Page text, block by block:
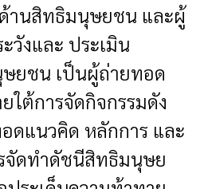
านสิทธิมนุษยชน และผู้
วังและ ประเมิน
ยชน เป็นผู้ถ่ายทอด
ใต้การจัดกิจกรรมดัง
ดแนวคิด หลักการ และ
จัดทำดัชนีสิทธิมนุษย